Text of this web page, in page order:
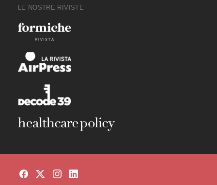
LE NOSTRE RIVISTE